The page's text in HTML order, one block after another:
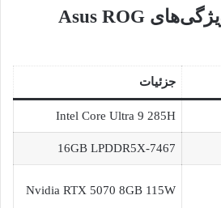
💻 مشخصات و ویژگی‌های Asus ROG
جزئیات
Intel Core Ultra 9 285H
16GB LPDDR5X-7467
Nvidia RTX 5070 8GB 115W